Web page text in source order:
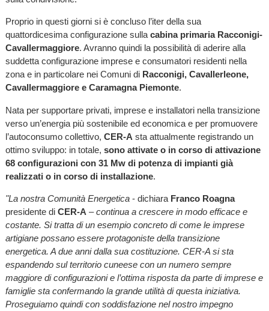
Proprio in questi giorni si è concluso l’iter della sua
quattordicesima configurazione sulla cabina primaria Racconigi-
Cavallermaggiore. Avranno quindi la possibilità di aderire alla
suddetta configurazione imprese e consumatori residenti nella
zona e in particolare nei Comuni di Racconigi, Cavallerleone,
Cavallermaggiore e Caramagna Piemonte.
Nata per supportare privati, imprese e installatori nella transizione
verso un’energia più sostenibile ed economica e per promuovere
l’autoconsumo collettivo, CER-A sta attualmente registrando un
ottimo sviluppo: in totale, sono attivate o in corso di attivazione
68 configurazioni con 31 Mw di potenza di impianti già
realizzati o in corso di installazione.
"La nostra Comunità Energetica- dichiara Franco Roagna
presidente di CER-A –continua a crescere in modo efficace e
costante. Si tratta di un esempio concreto di come le imprese
artigiane possano essere protagoniste della transizione
energetica. A due anni dalla sua costituzione. CER-A si sta
espandendo sul territorio cuneese con un numero sempre
maggiore di configurazioni e l’ottima risposta da parte di imprese e
famiglie sta confermando la grande utilità di questa iniziativa.
Proseguiamo quindi con soddisfazione nel nostro impegno